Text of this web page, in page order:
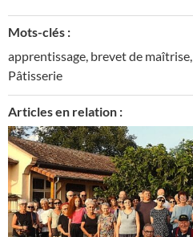
Mots-clés :
apprentissage, brevet de maîtrise,
Pâtisserie
Articles en relation :